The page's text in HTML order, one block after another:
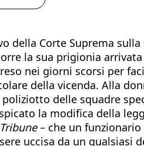
Corte Suprema
la sua prigionia
nei giorni scorsi per
della vicenda. Alla
delle squadre
la modifica della
– che un
uccisa da un